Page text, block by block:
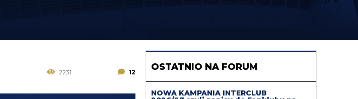
2231 12 OSTATNIO NA FORUM
NOWA KAMPANIA INTERCLUB